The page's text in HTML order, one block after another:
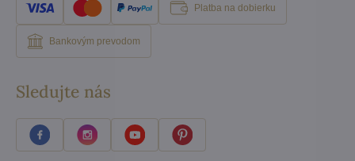
Platba na dobierku
Bankovým prevodom
Sledujte nás